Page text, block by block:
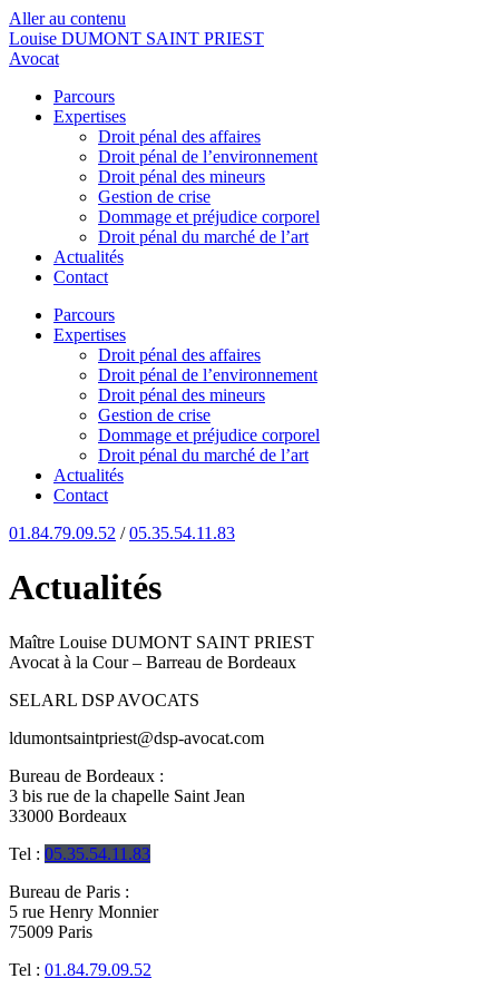
Aller au contenu
Louise DUMONT SAINT PRIEST
Avocat
Parcours
Expertises
Droit pénal des affaires
Droit pénal de l’environnement
Droit pénal des mineurs
Gestion de crise
Dommage et préjudice corporel
Droit pénal du marché de l’art
Actualités
Contact
Parcours
Expertises
Droit pénal des affaires
Droit pénal de l’environnement
Droit pénal des mineurs
Gestion de crise
Dommage et préjudice corporel
Droit pénal du marché de l’art
Actualités
Contact
01.84.79.09.52 /05.35.54.11.83
Actualités
Maître Louise DUMONT SAINT PRIEST
Avocat à la Cour – Barreau de Bordeaux
SELARL DSP AVOCATS
ldumontsaintpriest@dsp-avocat.com
Bureau de Bordeaux :
3 bis rue de la chapelle Saint Jean
33000 Bordeaux
Tel : 05.35.54.11.83
Bureau de Paris :
5 rue Henry Monnier
75009 Paris
Tel : 01.84.79.09.52